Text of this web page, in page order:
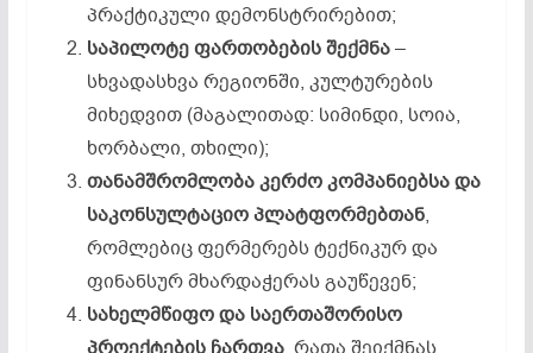
პრაქტიკული დემონსტრირებით;
საპილოტე ფართობების შექმნა–
სხვადასხვა რეგიონში, კულტურების
მიხედვით (მაგალითად: სიმინდი, სოია,
ხორბალი, თხილი);
თანამშრომლობაკერძოკომპანიებსადა
საკონსულტაციოპლატფორმებთან,
რომლებიც ფერმერებს ტექნიკურ და
ფინანსურ მხარდაჭერას გაუწევენ;
სახელმწიფოდა საერთაშორისო